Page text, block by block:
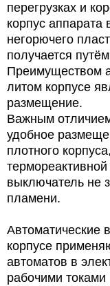
перегрузках и
корпус аппарата
негорючего
получается
Преимуществом
литом корпусе
размещение.
Важным
удобное
плотного
выключатель не
пламени.
Автоматические
корпусе
автоматов в
рабочими токами